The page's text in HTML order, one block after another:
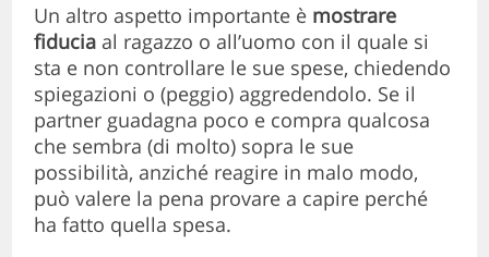
Un altro aspetto importante è mostrare
fiduciaal ragazzo o all’uomo con il quale si
sta e non controllare le sue spese, chiedendo
spiegazioni o (peggio) aggredendolo. Se il
partner guadagna poco e compra qualcosa
che sembra (di molto) sopra le sue
possibilità, anziché reagire in malo modo,
può valere la pena provare a capire perché
ha fatto quella spesa.